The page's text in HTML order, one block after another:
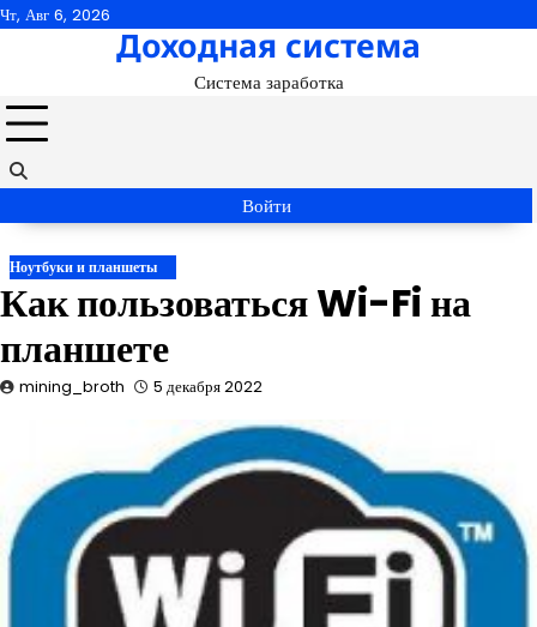
Перейти
Чт, Авг 6, 2026
Доходная система
Система заработка
Войти
Ноутбуки и планшеты
Как пользоваться Wi-Fi на
планшете
mining_broth 5 декабря 2022